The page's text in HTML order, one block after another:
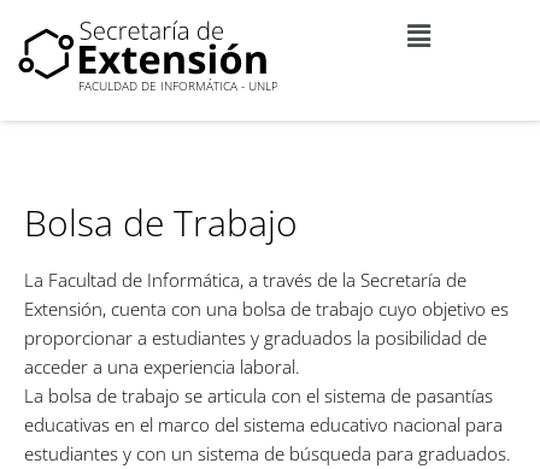
Ir
contenido
Bolsa de Trabajo
La Facultad de Informática, a través de la Secretaría de
Extensión, cuenta con una bolsa de trabajo cuyo objetivo es
proporcionar a estudiantes y graduados la posibilidad de
acceder a una experiencia laboral.
La bolsa de trabajo se articula con el sistema de pasantías
educativas en el marco del sistema educativo nacional para
estudiantes y con un sistema de búsqueda para graduados.